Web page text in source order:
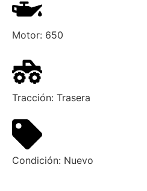
Motor: 650
Tracción: Trasera
Condición: Nuevo